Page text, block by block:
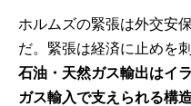
ホルムズの緊張は外交安
だ。緊張は経済に止めを
石油・天然ガス輸出はイ
ガス輸入で支えられる構